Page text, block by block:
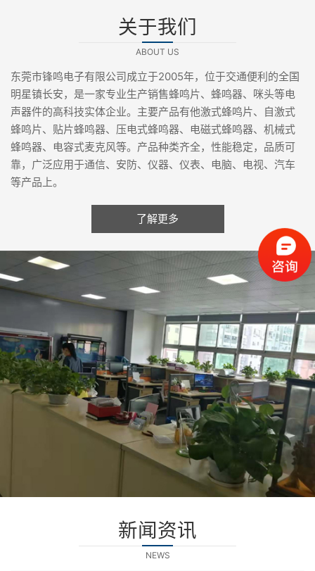
关于我们
ABOUT US
东莞市锋鸣电子有限公司成立于2005年，位于交通便利的全国
明星镇长安，是一家专业生产销售蜂鸣片、蜂鸣器、咪头等电
声器件的高科技实体企业。主要产品有他激式蜂鸣片、自激式
蜂鸣片、贴片蜂鸣器、压电式蜂鸣器、电磁式蜂鸣器、机械式
蜂鸣器、电容式麦克风等。产品种类齐全，性能稳定，品质可
靠，广泛应用于通信、安防、仪器、仪表、电脑、电视、汽车
等产品上。
了解更多
新闻资讯
NEWS